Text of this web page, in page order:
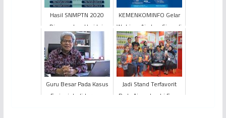
Hasil SNMPTN 2020
Diumumkan Hari Ini,
Pukul 13.00 WIB
KEMENKOMINFO Gelar
Webinar Ajarkan Siswa/i
SMP Negeri 7 Muaro
Jambi Tentang
Pendidika...
Guru Besar Pada Kasus
Ferienjob di Jerman
Jadi Stand Terfavorit
Pada Ajang Jambi Expo